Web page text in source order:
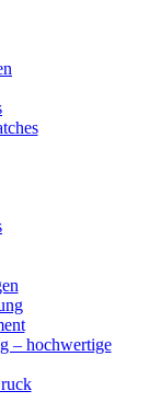
– hochwertige